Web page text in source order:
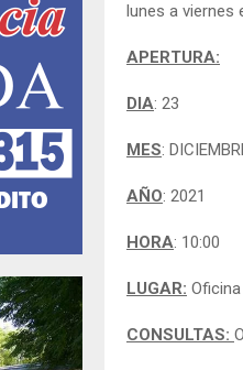
lunes a viernes
APERTURA:
DIA: 23
MES:
AÑO: 2021
HORA: 10:00
LUGAR:
CONSULTAS: